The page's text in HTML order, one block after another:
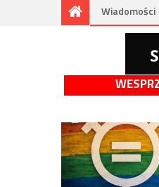
Wiadomości